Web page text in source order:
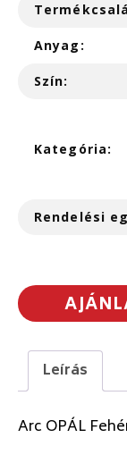
Anyag:
Szín:
Kategória:
Rendelési
Leírás
Arc OPÁL